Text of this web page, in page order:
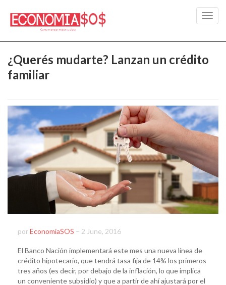
¿Querés mudarte? Lanzan un crédito
familiar
porEconomiaSOS – 2 June, 2016
El Banco Nación implementará este mes una nueva línea de
crédito hipotecario, que tendrá tasa fija de 14% los primeros
tres años (es decir, por debajo de la inflación, lo que implica
un conveniente subsidio) y que a partir de ahí ajustará por el